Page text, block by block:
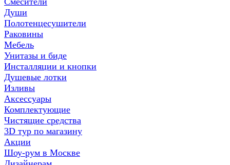
Души
Полотенцесушители
Раковины
Мебель
Унитазы и биде
Инсталляции и кнопки
Душевые лотки
Изливы
Аксессуары
Комплектующие
Чистящие средства
3D тур по магазину
Акции
Шоу-рум в Москве